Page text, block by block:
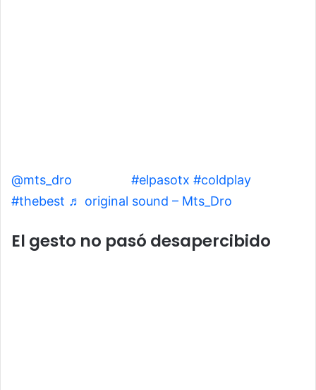
@mts_dro #elpasotx #coldplay
#thebest ♬ original sound – Mts_Dro
El gesto no pasó desapercibido